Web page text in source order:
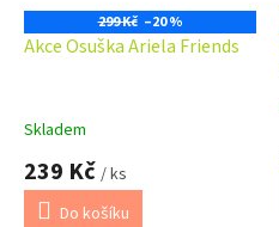
299 Kč –20 %
Akce Osuška Ariela Friends
Skladem
239 Kč / ks
Do košíku